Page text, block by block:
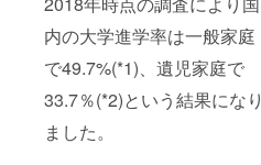
内の大学進学率は一般家庭
で49.7%(*1)、遺児家庭で
33.7％(*2)という結果になり
ました。